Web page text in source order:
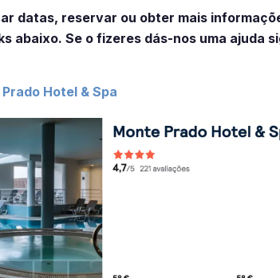
datas, reservar ou obter mais
abaixo. Se o fizeres dás-nos uma ajuda
Hotel & Spa